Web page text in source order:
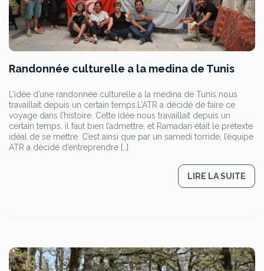
Randonnée culturelle a la medina de Tunis
L’idée d’une randonnée culturelle a la medina de Tunis nous
travaillait depuis un certain temps.L’ATR a décidé de faire ce
voyage dans l’histoire. Cette idée nous travaillait depuis un
certain temps, il faut bien l’admettre, et Ramadan était le prétexte
idéal de se mettre. C’est ainsi que par un samedi torride, l’équipe
ATR a décidé d’entreprendre […]
LIRE LA SUITE